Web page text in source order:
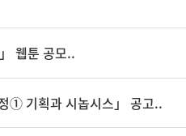
웹툰 공모..
① 기획과 시놉시스」 공고..